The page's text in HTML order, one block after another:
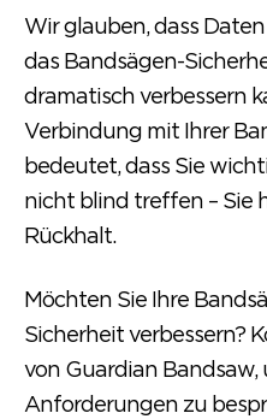
Wir glauben, dass
das Bandsägen-
dramatisch verbessern
Verbindung mit Ihrer
bedeutet, dass Sie
nicht blind treffen – Sie
Rückhalt.
Möchten Sie Ihre
Sicherheit verbessern?
von Guardian Bandsaw,
Anforderungen zu